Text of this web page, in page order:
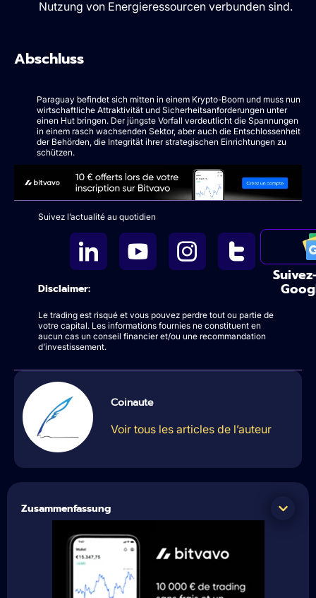
Nutzung von Energieressourcen verbunden sind.
Abschluss
Paraguay befindet sich mitten in einem Krypto-Boom und muss nun
wirtschaftliche Attraktivität und Sicherheitsanforderungen unter
einen Hut bringen. Der jüngste Vorfall verdeutlicht die Spannungen
in einem rasch wachsenden Sektor, aber auch die Entschlossenheit
der Behörden, die Integrität ihrer strategischen Einrichtungen zu
schützen.
Suivez l’actualité au quotidien
Disclaimer:
Le trading est risqué et vous pouvez perdre tout ou partie de
votre capital. Les informations fournies ne constituent en
aucun cas un conseil financier et/ou une recommandation
d’investissement.
Coinaute
Voir tous les articles de l’auteur
Zusammenfassung